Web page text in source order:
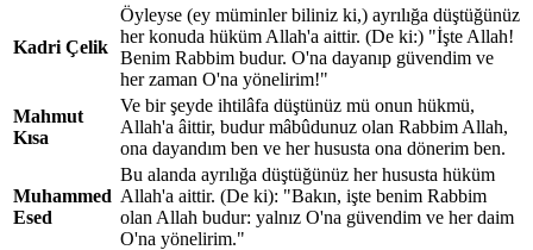
Kadri Çelik
Öyleyse (ey müminler biliniz ki,) ayrılığa düştüğünüz
her konuda hüküm Allah'a aittir. (De ki:) "İşte Allah!
Benim Rabbim budur. O'na dayanıp güvendim ve
her zaman O'na yönelirim!"
Mahmut
Kısa
Ve bir şeyde ihtilâfa düştünüz mü onun hükmü,
Allah'a âittir, budur mâbûdunuz olan Rabbim Allah,
ona dayandım ben ve her hususta ona dönerim ben.
Muhammed
Esed
Bu alanda ayrılığa düştüğünüz her hususta hüküm
Allah'a aittir. (De ki): "Bakın, işte benim Rabbim
olan Allah budur: yalnız O'na güvendim ve her daim
O'na yönelirim."